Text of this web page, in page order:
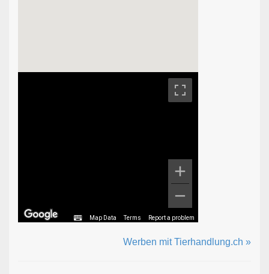
Map Data Terms Report a problem
Werben mit Tierhandlung.ch »